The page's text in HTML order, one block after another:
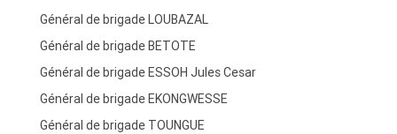
Général de brigade LOUBAZAL
Général de brigade BETOTE
Général de brigade ESSOH Jules Cesar
Général de brigade EKONGWESSE
Général de brigade TOUNGUE